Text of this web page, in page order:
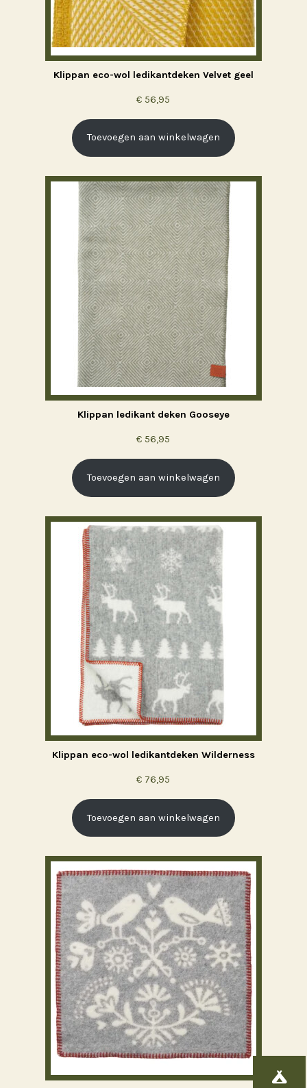
Klippan eco-wol ledikantdeken Velvet geel
€ 56,95
Toevoegen aan winkelwagen
Klippan ledikant deken Gooseye
€ 56,95
Toevoegen aan winkelwagen
Klippan eco-wol ledikantdeken Wilderness
€ 76,95
Toevoegen aan winkelwagen
